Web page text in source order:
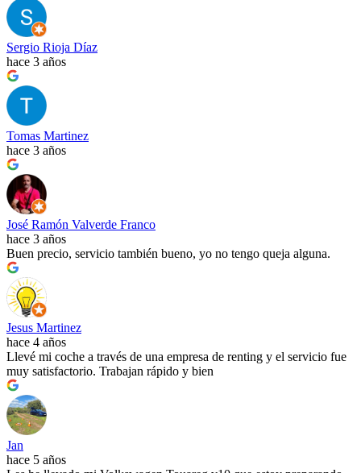
Sergio Rioja Díaz
hace 3 años
Tomas Martinez
hace 3 años
José Ramón Valverde Franco
hace 3 años
Buen precio, servicio también bueno, yo no tengo queja alguna.
Jesus Martinez
hace 4 años
Llevé mi coche a través de una empresa de renting y el servicio fue
muy satisfactorio. Trabajan rápido y bien
Jan
hace 5 años